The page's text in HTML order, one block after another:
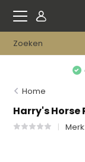
Home
Harry's